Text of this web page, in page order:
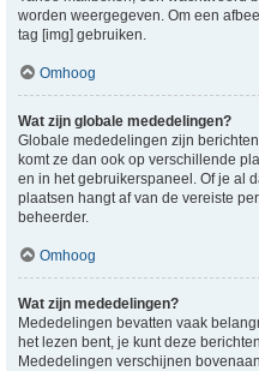
worden weergegeven. Om een
tag [img] gebruiken.
Omhoog
Wat zijn globale mededelingen?
Globale mededelingen zijn
komt ze dan ook op verschillende
en in het gebruikerspaneel. Of je al
plaatsen hangt af van de vereiste
beheerder.
Omhoog
Wat zijn mededelingen?
Mededelingen bevatten vaak
het lezen bent, je kunt deze
Mededelingen verschijnen